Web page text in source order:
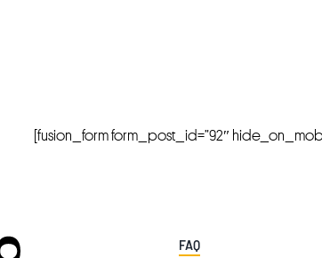
[fusion_form form_post_id=”92″
FAQ